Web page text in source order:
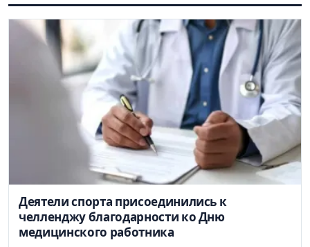
Деятели спорта присоединились к
челленджу благодарности ко Дню
медицинского работника